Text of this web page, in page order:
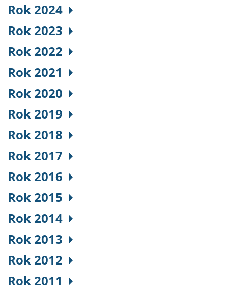
Rok 2024
Rok 2023
Rok 2022
Rok 2021
Rok 2020
Rok 2019
Rok 2018
Rok 2017
Rok 2016
Rok 2015
Rok 2014
Rok 2013
Rok 2012
Rok 2011